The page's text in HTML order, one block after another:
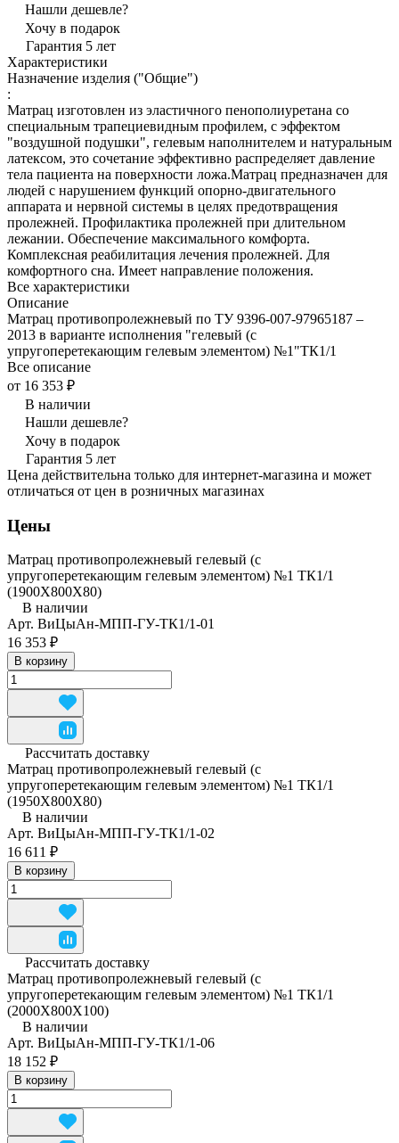
Нашли дешевле?
Хочу в подарок
Гарантия 5 лет
Характеристики
Назначение изделия ("Общие")
:
Матрац изготовлен из эластичного пенополиуретана со
специальным трапециевидным профилем, с эффектом
"воздушной подушки", гелевым наполнителем и натуральным
латексом, это сочетание эффективно распределяет давление
тела пациента на поверхности ложа.Матрац предназначен для
людей с нарушением функций опорно-двигательного
аппарата и нервной системы в целях предотвращения
пролежней. Профилактика пролежней при длительном
лежании. Обеспечение максимального комфорта.
Комплексная реабилитация лечения пролежней. Для
комфортного сна. Имеет направление положения.
Все характеристики
Описание
Матрац противопролежневый по ТУ 9396-007-97965187 –
2013 в варианте исполнения "гелевый (с
упругоперетекающим гелевым элементом) №1"ТК1/1
Все описание
от 16 353 ₽
В наличии
Нашли дешевле?
Хочу в подарок
Гарантия 5 лет
Цена действительна только для интернет-магазина и может
отличаться от цен в розничных магазинах
Цены
Матрац противопролежневый гелевый (с
упругоперетекающим гелевым элементом) №1 ТК1/1
(1900Х800Х80)
В наличии
Арт. ВиЦыАн-МПП-ГУ-ТК1/1-01
16 353 ₽
В корзину
Рассчитать доставку
Матрац противопролежневый гелевый (с
упругоперетекающим гелевым элементом) №1 ТК1/1
(1950Х800Х80)
В наличии
Арт. ВиЦыАн-МПП-ГУ-ТК1/1-02
16 611 ₽
В корзину
Рассчитать доставку
Матрац противопролежневый гелевый (с
упругоперетекающим гелевым элементом) №1 ТК1/1
(2000Х800Х100)
В наличии
Арт. ВиЦыАн-МПП-ГУ-ТК1/1-06
18 152 ₽
В корзину